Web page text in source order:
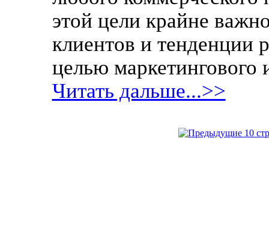
этой цели крайне
клиентов и тенденции
целью маркетингового
Читать дальше...>>